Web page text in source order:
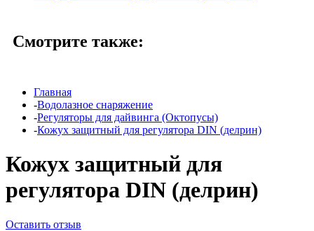
Смотрите также:
Главная
-Водолазное снаряжение
-Регуляторы для дайвинга (Октопусы)
-Кожух защитный для регулятора DIN (делрин)
Кожух защитный для
регулятора DIN (делрин)
Оставить отзыв